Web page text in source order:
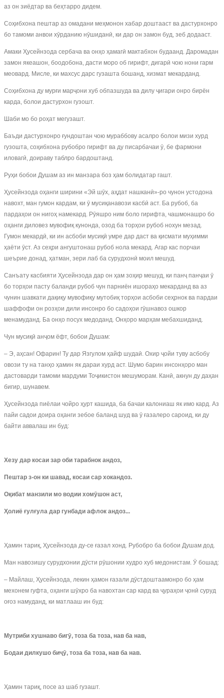
аз он зиёдтар ва беҳтарро дидем.
Соҳибхона пештар аз омадани меҳмонон хабар доштааст ва дастурхонро
бо тамоми анвои хӯрданию нӯшиданӣ, ки дар он замон буд, зеб додааст.
Амаки Ҳусейнзода сербача ва онҳо ҳамагӣ мактабхон будаанд. Даромадан
замон якеашон, боодобона, дасти моро об гирифт, дигарӣ чою нони гарм
меовард. Мисле, ки махсус дарс гузашта бошанд, хизмат мекарданд.
Соҳибхона ду мурғи марҷони хуб обпазшуда ва дилу ҷигари онро бирён
карда, болои дастурхон гузошт.
Шаби мо бо роҳат мегузашт.
Баъди дастурхонро ғундоштан чою мураббову асалро болои мизи хурд
гузошта, соҳибхона рубобро гирифт ва ду писарбачаи ӯ, бе фармони
иловагӣ, доираву таблро бардоштанд.
Руҳи бобои Душам аз ин манзара боз ҳам болидатар гашт.
Ҳусейнзода оҳанги ширини «Эй шӯх, аҳдат нашканӣ»-ро чунон устодона
навохт, ман гумон кардам, ки ӯ мусиқанавози касбӣ аст. Ба рубоб, ба
пардаҳои он нигоҳ намекард. Рӯяшро ним боло гирифта, чашмонашро бо
оҳанги диловез мувофиқ кунонда, озод ба торҳои рубоб нохун мезад.
Гумон мекардӣ, ки ин асбоби мусиқӣ умре дар даст ва қисмати муҳимми
ҳаёти ӯст. Аз сеҳри ангуштонаш рубоб нола мекард. Агар кас порчаи
шеърие донад, ҳатман, зери лаб ба сурудхонӣ моил мешуд.
Санъату касбияти Ҳусейнзода дар он ҳам зоҳир мешуд, ки панҷ панҷаи ӯ
бо торҳои пасту баланди рубоб чун парниён ишораҳо мекарданд ва аз
чунин шавкати дақиқу мувофиқу мутобиқ торҳои асбоби сеҳрнок ва пардаи
шаффофи он розҳои дили инсонро бо садоҳои гӯшнавоз ошкор
менамуданд. Ба онҳо посух медоданд. Онҳоро марҳам мебахшиданд.
Чун мусиқӣ анҷом ёфт, бобои Душам:
– Э, аҳсан! Офарин! Ту дар Язгулом ҳайф шудаӣ. Охир ҷойи туву асбобу
овози ту на танҳо ҳамин як дараи хурд аст. Шумо барин инсонҳоро ман
дастоварди тамоми мардуми Тоҷикистон мешуморам. Канӣ, акнун ду даҳан
бигир, шунавем.
Ҳусейнзода пиёлаи чойро ҳурт кашида, ба бачаи калониаш як имо кард. Аз
пайи садои доира оҳанги зебое баланд шуд ва ӯ ғазалеро сароид, ки ду
байти аввалаш ин буд:
Хезу дар косаи зар оби тарабнок андоз,
Пештар з-он ки шавад, косаи сар хокандоз.
Оқибат манзили мо водии хомӯшон аст,
Ҳолиё ғулғула дар гунбади афлок андоз...
Ҳамин тариқ, Ҳусейнзода ду-се ғазал хонд. Рубобро ба бобои Душам дод.
Ман навозишу сурудхонии дӯсти рӯшонии худро хуб медонистам. Ӯ бошад:
– Майлаш, Ҳусейнзода, лекин ҳамон ғазали дӯстдоштаамонро бо ҳам
мехонем гуфта, оҳанги шӯхро ба навохтан сар кард ва ҷураҳои ҷонӣ суруд
оғоз намуданд, ки матлааш ин буд:
Мутриби хушнаво бигӯ, тоза ба тоза, нав ба нав,
Бодаи дилкушо биҷӯ, тоза ба тоза, нав ба нав.
Ҳамин тариқ, посе аз шаб гузашт.